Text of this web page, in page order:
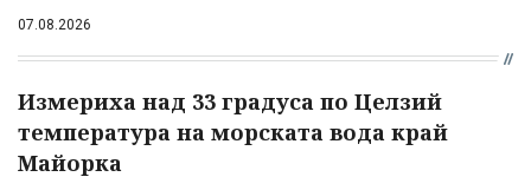
07.08.2026
Измериха над 33 градуса по Целзий
температура на морската вода край
Майорка